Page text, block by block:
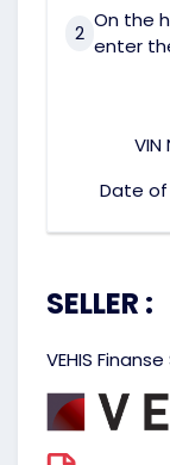
2
On the
enter
VIN
Date of
SELLER :
VEHIS